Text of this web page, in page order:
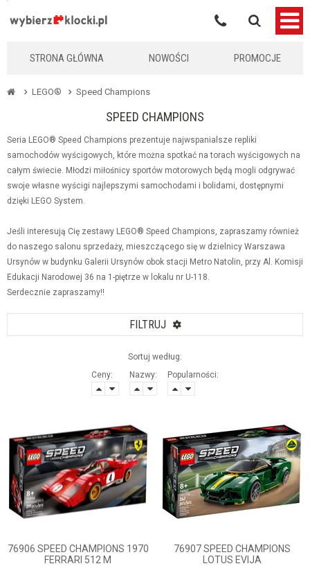
KLOCKIKOLEGO
STRONA GŁÓWNA NOWOŚCI PROMOCJE
LEGO® Speed Champions
SPEED CHAMPIONS
Seria LEGO® Speed Champions prezentuje najwspanialsze repliki
samochodów wyścigowych, które można spotkać na torach wyścigowych na
całym świecie. Młodzi miłośnicy sportów motorowych będą mogli odgrywać
swoje własne wyścigi najlepszymi samochodami i bolidami, dostępnymi
dzięki LEGO System.
Jeśli interesują Cię zestawy LEGO® Speed Champions, zapraszamy również
do naszego salonu sprzedaży, mieszczącego się w dzielnicy Warszawa
Ursynów w budynku Galerii Ursynów obok stacji Metro Natolin, przy Al. Komisji
Edukacji Narodowej 36 na 1-piętrze w lokalu nr U-118.
Serdecznie zapraszamy!!
FILTRUJ
Sortuj według:
Ceny:
Nazwy: Popularności:
76906 SPEED CHAMPIONS 1970
FERRARI 512 M
76907 SPEED CHAMPIONS
LOTUS EVIJA